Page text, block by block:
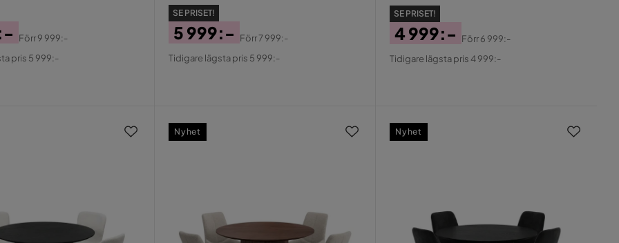
Förr9 999:-
pris 5 999:-
SE PRISET!
Pris
5 999:-
Original
Förr7 999:-
Tidigare lägsta pris 5 999:-
SE PRISET!
Pris
4 999:-
Original
Förr6 999:-
Tidigare lägsta pris 4 999:-
Nyhet Nyhet